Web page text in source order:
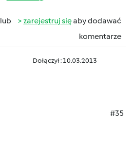
lub zarejestruj sięaby dodawać
komentarze
Dołączył : 10.03.2013
#35